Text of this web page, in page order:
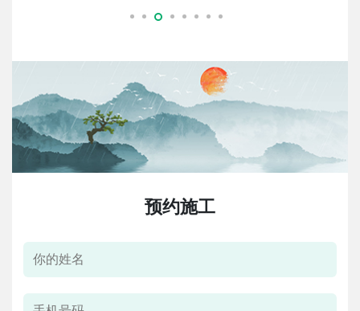
预约施工